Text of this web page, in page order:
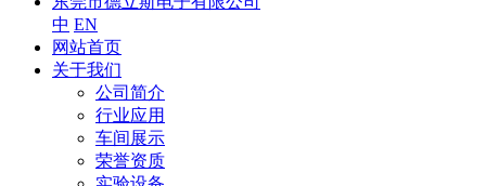
中 EN
网站首页
关于我们
公司简介
行业应用
车间展示
荣誉资质